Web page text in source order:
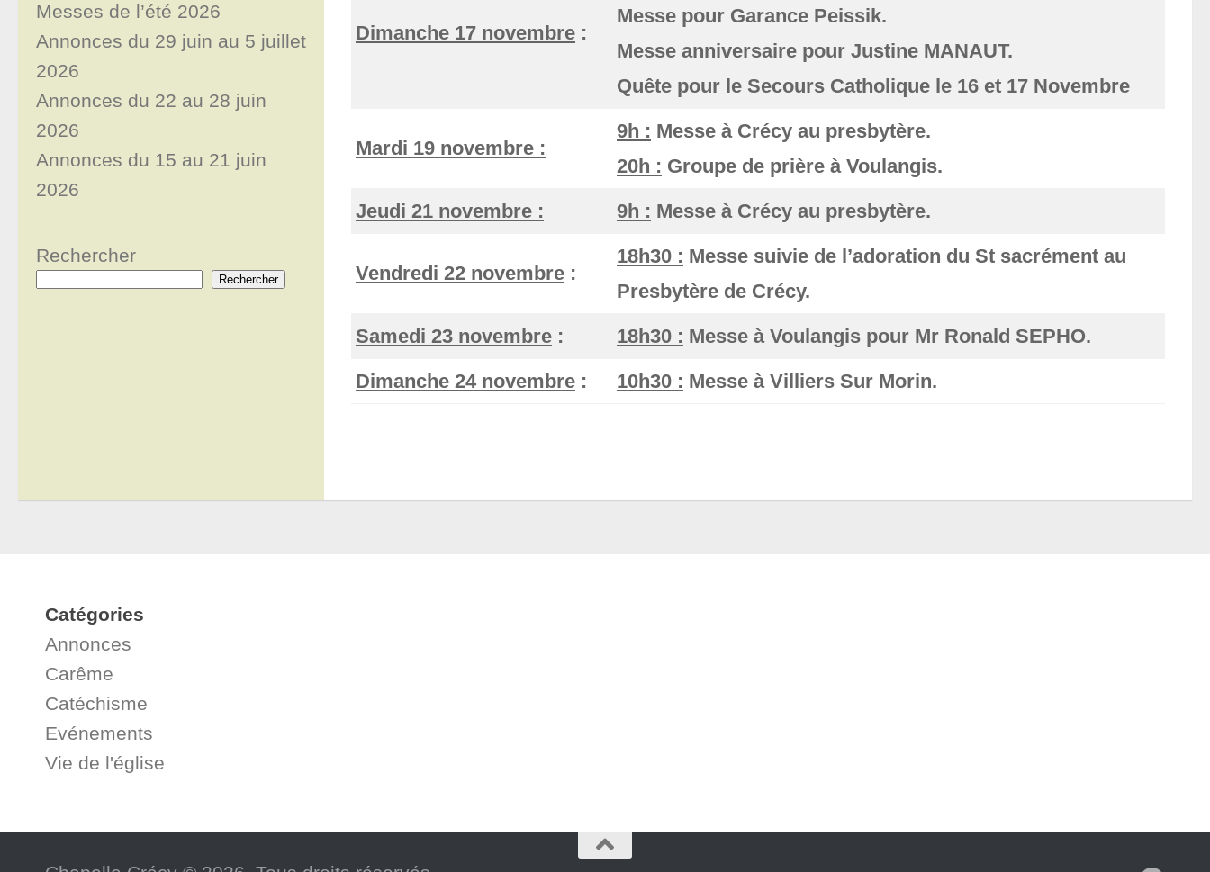
Dimanche 17 novembre :
Messe pour Garance Peissik.
Messe anniversaire pour Justine MANAUT.
Quête pour le Secours Catholique le 16 et 17 Novembre
Mardi 19 novembre :
9h : Messe à Crécy au presbytère.
20h : Groupe de prière à Voulangis.
Jeudi 21 novembre :
9h : Messe à Crécy au presbytère.
Vendredi 22 novembre :
18h30 : Messe suivie de l’adoration du St sacrément au
Presbytère de Crécy.
Samedi 23 novembre : 18h30 : Messe à Voulangis pour Mr Ronald SEPHO.
Dimanche 24 novembre : 10h30 : Messe à Villiers Sur Morin.
Messes de l’été 2026
Annonces du 29 juin au 5 juillet
2026
Annonces du 22 au 28 juin
2026
Annonces du 15 au 21 juin
2026
Rechercher
Rechercher
Catégories
Annonces
Carême
Catéchisme
Evénements
Vie de l'église